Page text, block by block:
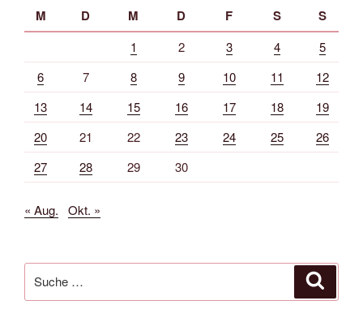
M D M D F S S
1 2 3 4
5
6
7 8 9 10 11
12
13
14 15 16 17 18
19
20
21 22 23 24 25
26
27
28 29 30
« Aug. Okt. »
nach: